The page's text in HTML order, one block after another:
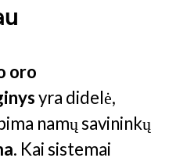
oro
yra didelė,
namų savininkų
. Kai sistemai